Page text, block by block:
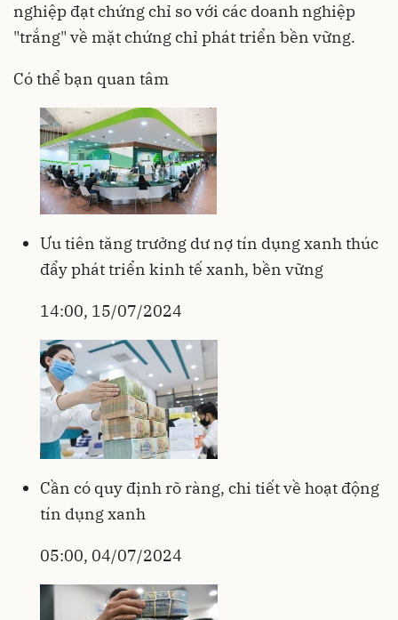
nghiệp đạt chứng chỉ so với các doanh nghiệp
"trắng" về mặt chứng chỉ phát triển bền vững.
Có thể bạn quan tâm
Ưu tiên tăng trưởng dư nợ tín dụng xanh thúc
đẩy phát triển kinh tế xanh, bền vững
14:00, 15/07/2024
Cần có quy định rõ ràng, chi tiết về hoạt động
tín dụng xanh
05:00, 04/07/2024